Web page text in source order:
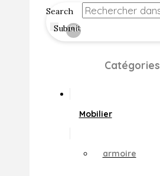
Search
Submit
Clear
Catégories
Mobilier
armoire